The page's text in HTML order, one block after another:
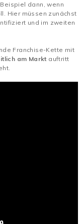
dann, wenn
Hier müssen zunächst
und im zweiten
Franchise-Kette mit
am Markt auftritt